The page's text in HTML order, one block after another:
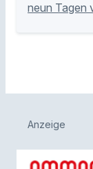
neun Tagen
Anzeige